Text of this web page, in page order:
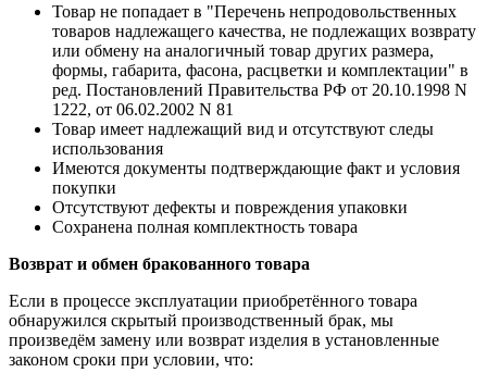
Товар не попадает в "Перечень непродовольственных
товаров надлежащего качества, не подлежащих возврату
или обмену на аналогичный товар других размера,
формы, габарита, фасона, расцветки и комплектации" в
ред. Постановлений Правительства РФ от 20.10.1998 N
1222, от 06.02.2002 N 81
Товар имеет надлежащий вид и отсутствуют следы
использования
Имеются документы подтверждающие факт и условия
покупки
Отсутствуют дефекты и повреждения упаковки
Сохранена полная комплектность товара
Возврат и обмен бракованного товара
Если в процессе эксплуатации приобретённого товара
обнаружился скрытый производственный брак, мы
произведём замену или возврат изделия в установленные
законом сроки при условии, что: